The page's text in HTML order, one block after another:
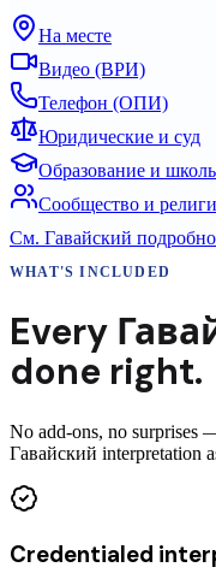
На месте
Видео (ВРИ)
Телефон (ОПИ)
Юридические и суд
Образование и
Сообщество и
См. Гавайский
WHAT'S INCLUDED
Every
done right.
No add-ons, no surprises
Гавайский interpretation
Credentialed